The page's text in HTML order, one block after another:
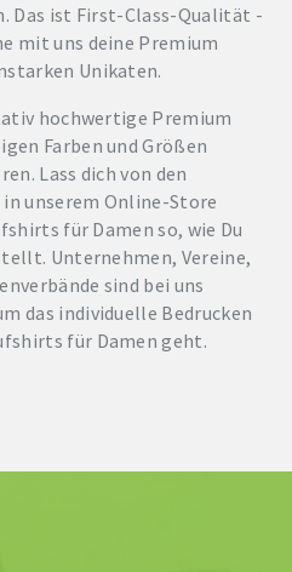
Das ist First-Class-Qualität -
mit uns deine Premium
Unikaten.
hochwertige Premium
Farben und Größen
Lass dich von den
unserem Online-Store
für Damen so, wie Du
Unternehmen, Vereine,
sind bei uns
das individuelle Bedrucken
für Damen geht.